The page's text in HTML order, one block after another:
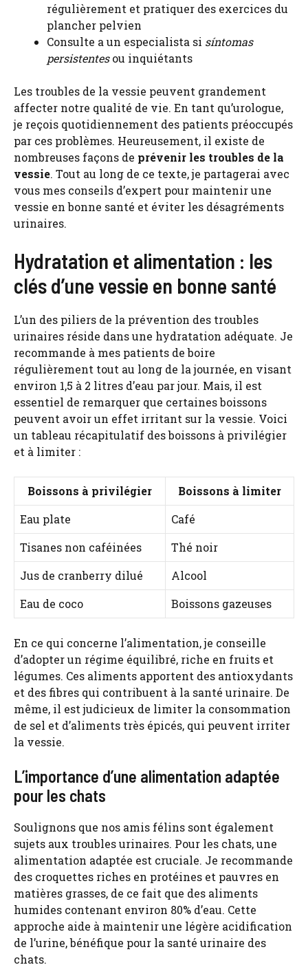
régulièrement et pratiquer des exercices du
plancher pelvien
Consulte a un especialista si síntomas
persistentesou inquiétants
Les troubles de la vessie peuvent grandement
affecter notre qualité de vie. En tant qu’urologue,
je reçois quotidiennement des patients préoccupés
par ces problèmes. Heureusement, il existe de
nombreuses façons de prévenir les troubles de la
vessie. Tout au long de ce texte, je partagerai avec
vous mes conseils d’expert pour maintenir une
vessie en bonne santé et éviter les désagréments
urinaires.
Hydratation et alimentation : les
clés d’une vessie en bonne santé
L’un des piliers de la prévention des troubles
urinaires réside dans une hydratation adéquate. Je
recommande à mes patients de boire
régulièrement tout au long de la journée, en visant
environ 1,5 à 2 litres d’eau par jour. Mais, il est
essentiel de remarquer que certaines boissons
peuvent avoir un effet irritant sur la vessie. Voici
un tableau récapitulatif des boissons à privilégier
et à limiter :
Boissons à privilégier
Boissons à limiter
Eau plate
Café
Tisanes non caféinées
Thé noir
Jus de cranberry dilué
Alcool
Eau de coco
Boissons gazeuses
En ce qui concerne l’alimentation, je conseille
d’adopter un régime équilibré, riche en fruits et
légumes. Ces aliments apportent des antioxydants
et des fibres qui contribuent à la santé urinaire. De
même, il est judicieux de limiter la consommation
de sel et d’aliments très épicés, qui peuvent irriter
la vessie.
L’importance d’une alimentation adaptée
pour les chats
Soulignons que nos amis félins sont également
sujets aux troubles urinaires. Pour les chats, une
alimentation adaptée est cruciale. Je recommande
des croquettes riches en protéines et pauvres en
matières grasses, de ce fait que des aliments
humides contenant environ 80% d’eau. Cette
approche aide à maintenir une légère acidification
de l’urine, bénéfique pour la santé urinaire des
chats.